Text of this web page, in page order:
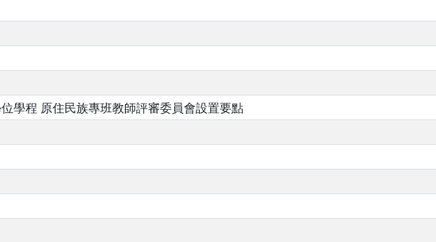
學程 原住民族專班教師評審委員會設置要點